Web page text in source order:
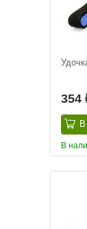
354
В
В